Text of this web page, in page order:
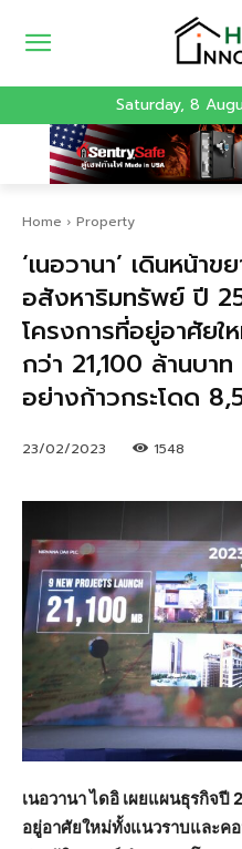
Saturday, 8
Home Property
‘เนอวานา’ เดินหน้าข
อสังหาริมทรัพย์ ปี
โครงการที่อยู่อาศัยใ
กว่า 21,100 ล้านบา
อย่างก้าวกระโดด
23/02/2023 1548
เนอวานา ไดอิ เผยแผนธุรกิจปี
อยู่อาศัยใหม่ทั้งแนวราบและค